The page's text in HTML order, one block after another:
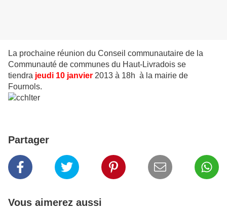
La prochaine réunion du Conseil communautaire de la
Communauté de communes du Haut-Livradois se
tiendra jeudi 10 janvier 2013 à 18h à la mairie de
Fournols.
Partager
Vous aimerez aussi